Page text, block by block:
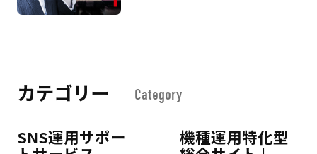
カテゴリー Category
SNS運用サポー 機種運用特化型